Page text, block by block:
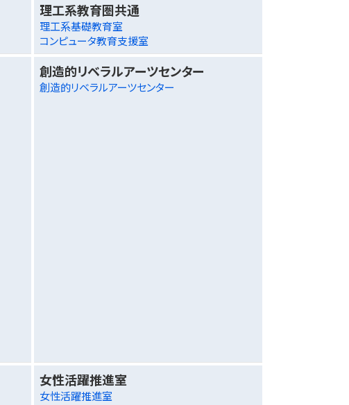
理工系教育圏共通
理工系基礎教育室
コンピュータ教育支援室
創造的リベラルアーツセンター
創造的リベラルアーツセンター
女性活躍推進室
女性活躍推進室